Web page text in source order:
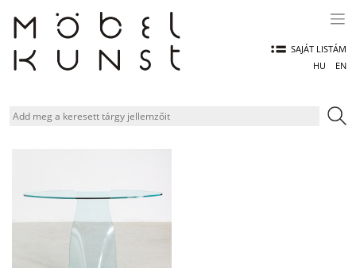
content
SAJÁT LISTÁM
HU
EN